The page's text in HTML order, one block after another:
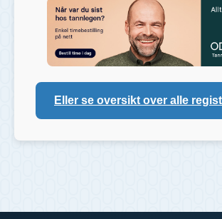
Eller se oversikt over alle